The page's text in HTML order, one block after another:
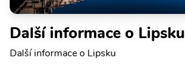
Další informace o Lipsku
Další informace o Lipsku